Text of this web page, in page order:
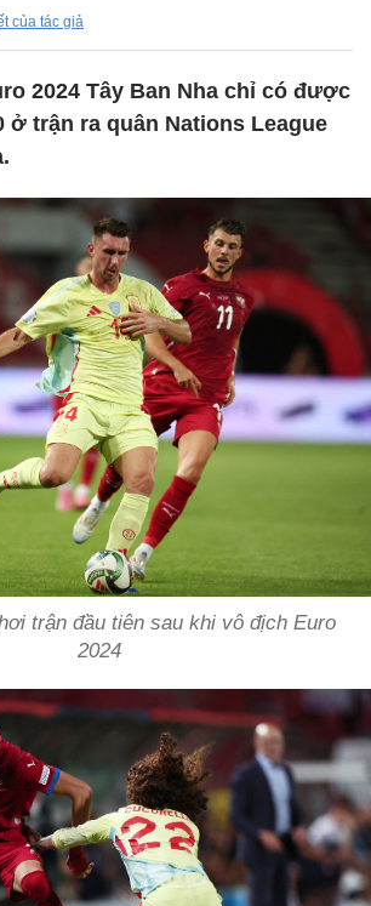
của tác giả
2024 Tây Ban Nha chỉ có được
ở trận ra quân Nations League
trận đầu tiên sau khi vô địch Euro
2024